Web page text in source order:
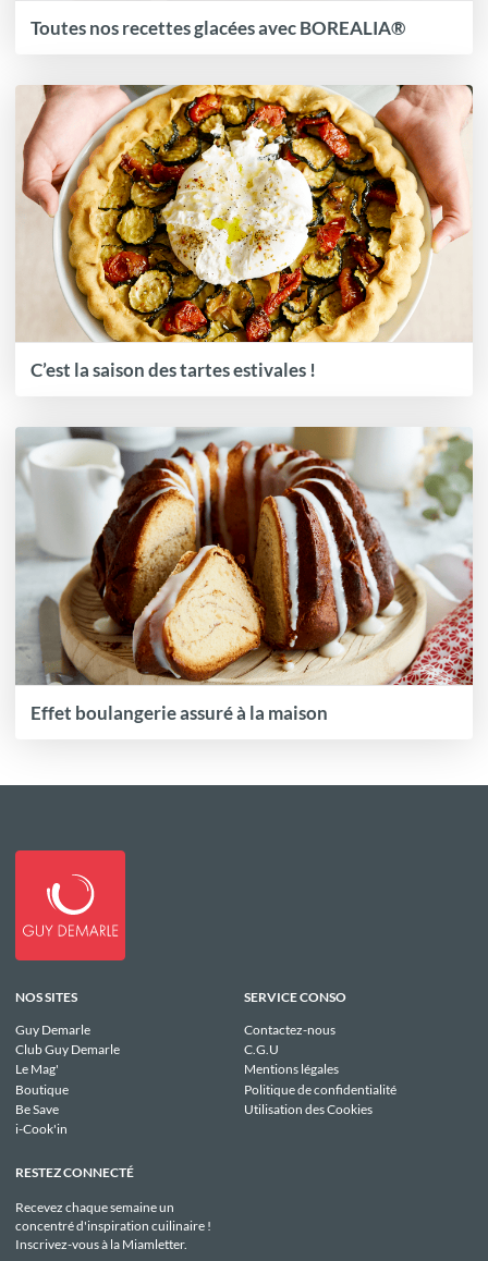
Toutes nos recettes glacées avec BOREALIA®
C’est la saison des tartes estivales !
Effet boulangerie assuré à la maison
NOS SITES
Guy Demarle
Club Guy Demarle
Le Mag'
Boutique
Be Save
i-Cook'in
SERVICE CONSO
Contactez-nous
C.G.U
Mentions légales
Politique de confidentialité
Utilisation des Cookies
RESTEZ CONNECTÉ
Recevez chaque semaine un
concentré d'inspiration cuilinaire !
Inscrivez-vous à la Miamletter.